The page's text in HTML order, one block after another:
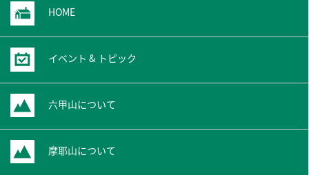
HOME
イベント & トピック
六甲山について
摩耶山について